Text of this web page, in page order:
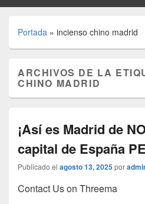
Portada » incienso chino madrid
ARCHIVOS DE LA
CHINO MADRID
¡Así es Madrid de
capital de España
Publicado el agosto 13, 2025por
Contact Us on Threema